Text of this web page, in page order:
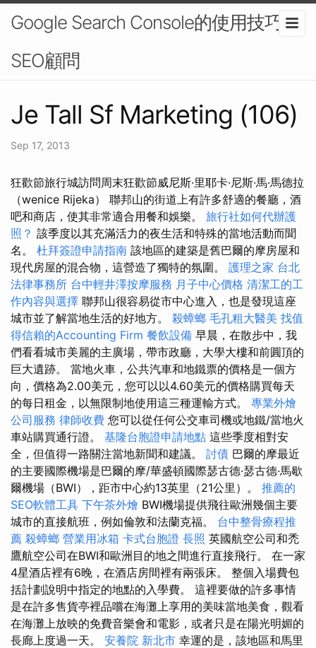
Google Search Console的使用技巧-
SEO顧問
Je Tall Sf Marketing (106)
Sep 17, 2013
狂歡節旅行城訪問周末狂歡節威尼斯·里耶卡·尼斯·馬·馬德拉
（wenice Rijeka） 聯邦山的街道上有許多舒適的餐廳，酒
吧和商店，使其非常適合用餐和娛樂。 旅行社如何代辦護
照？ 該季度以其充滿活力的夜生活和特殊的當地活動而聞
名。 杜拜簽證申請指南 該地區的建築是舊巴爾的摩房屋和
現代房屋的混合物，這營造了獨特的氛圍。 護理之家 台北
法律事務所 台中輕井澤按摩服務 月子中心價格 清潔工的工
作內容與選擇 聯邦山很容易從市中心進入，也是發現這座
城市並了解當地生活的好地方。 殺蟑螂 毛孔粗大醫美 找值
得信賴的Accounting Firm 餐飲設備 早晨，在散步中，我
們看看城市美麗的主廣場，帶市政廳，大學大樓和前圓頂的
巨大遺跡。 當地火車，公共汽車和地鐵票的價格是一個方
向，價格為2.00美元，您可以以4.60美元的價格購買每天
的每日租金，以無限制地使用這三種運輸方式。 專業外燴
公司服務 律師收費 您可以從任何公交車司機或地鐵/當地火
車站購買通行證。 基隆台胞證申請地點 這些季度相對安
全，但值得一路關注當地新聞和建議。 討債 巴爾的摩最近
的主要國際機場是巴爾的摩/華盛頓國際瑟古德·瑟古德·馬歇
爾機場（BWI），距市中心約13英里（21公里）。 推薦的
SEO軟體工具 下午茶外燴 BWI機場提供飛往歐洲幾個主要
城市的直接航班，例如倫敦和法蘭克福。 台中整骨療程推
薦 殺蟑螂 營業用冰箱 卡式台胞證 長照 英國航空公司和禿
鷹航空公司在BWI和歐洲目的地之間進行直接飛行。 在一家
4星酒店裡有6晚，在酒店房間裡有兩張床。 整個入場費包
括計劃說明中指定的地點的入學費。 這裡要做的許多事情
是在許多售貨亭裡品嚐在海灘上享用的美味當地美食，觀看
在海灘上放映的免費音樂會和電影，或者只是在陽光明媚的
長廊上度過一天。 安養院 新北市 幸運的是，該地區和馬里